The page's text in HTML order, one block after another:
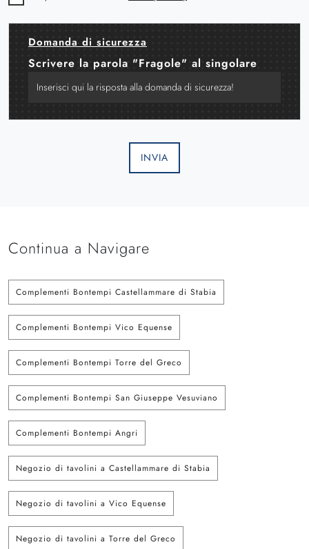
Domanda di sicurezza
Scrivere la parola "Fragole" al singolare
INVIA
Continua a Navigare
Complementi Bontempi Castellammare di Stabia
Complementi Bontempi Vico Equense
Complementi Bontempi Torre del Greco
Complementi Bontempi San Giuseppe Vesuviano
Complementi Bontempi Angri
Negozio di tavolini a Castellammare di Stabia
Negozio di tavolini a Vico Equense
Negozio di tavolini a Torre del Greco